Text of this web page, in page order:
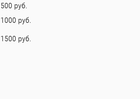
500 руб.
1000 руб.
1500 руб.